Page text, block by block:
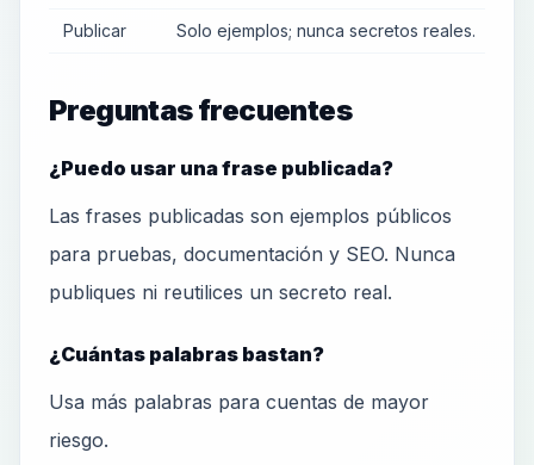
Publicar Solo ejemplos; nunca secretos reales.
Preguntas frecuentes
¿Puedo usar una frase publicada?
Las frases publicadas son ejemplos públicos
para pruebas, documentación y SEO. Nunca
publiques ni reutilices un secreto real.
¿Cuántas palabras bastan?
Usa más palabras para cuentas de mayor
riesgo.